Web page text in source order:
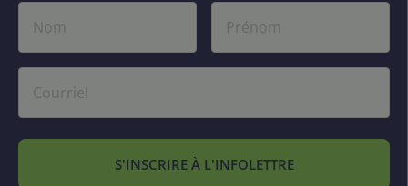
S'INSCRIRE À L'INFOLETTRE